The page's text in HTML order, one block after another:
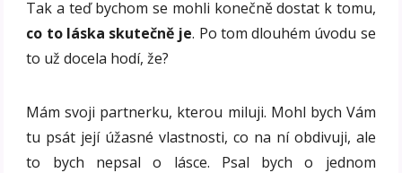
Tak a teď bychom se mohli konečně dostat k tomu,
co to láska skutečně je. Po tom dlouhém úvodu se
to už docela hodí, že?
Mám svoji partnerku, kterou miluji. Mohl bych Vám
tu psát její úžasné vlastnosti, co na ní obdivuji, ale
to bych nepsal o lásce. Psal bych o jednom